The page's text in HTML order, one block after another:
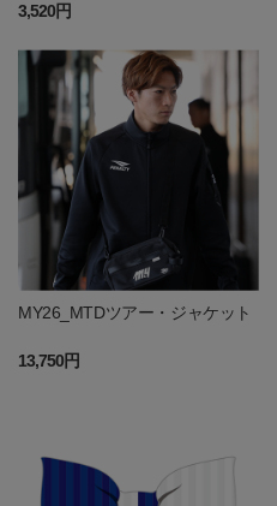
3,520円
MY26_MTDツアー・ジャケット
13,750円